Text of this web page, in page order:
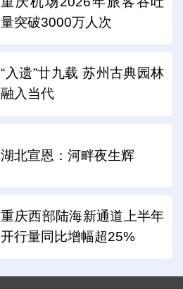
量突破3000万人次
“入遗”廿九载 苏州古典园林
融入当代
湖北宣恩：河畔夜生辉
重庆西部陆海新通道上半年
开行量同比增幅超25%